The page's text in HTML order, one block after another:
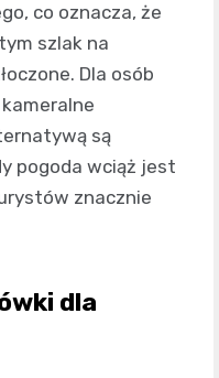
co oznacza, że
szlak na
Dla osób
są
pogoda wciąż jest
znacznie
dla